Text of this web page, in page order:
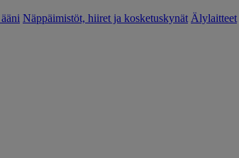
Näppäimistöt, hiiret ja kosketuskynät Älylaitteet